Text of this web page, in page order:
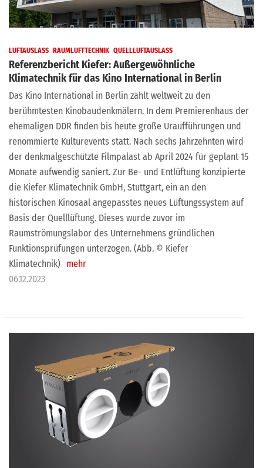
LUFTAUSLASS RAUMLUFTTECHNIK QUELLLUFTAUSLASS
Referenzbericht Kiefer: Außergewöhnliche
Klimatechnik für das Kino International in Berlin
Das Kino International in Berlin zählt weltweit zu den
berühmtesten Kinobaudenkmälern. In dem Premierenhaus der
ehemaligen DDR finden bis heute große Uraufführungen und
renommierte Kulturevents statt. Nach sechs Jahrzehnten wird
der denkmalgeschützte Filmpalast ab April 2024 für geplant 15
Monate aufwendig saniert. Zur Be- und Entlüftung konzipierte
die Kiefer Klimatechnik GmbH, Stuttgart, ein an den
historischen Kinosaal angepasstes neues Lüftungssystem auf
Basis der Quelllüftung. Dieses wurde zuvor im
Raumströmungslabor des Unternehmens gründlichen
Funktionsprüfungen unterzogen. (Abb. © Kiefer
Klimatechnik) mehr
06.12.2023